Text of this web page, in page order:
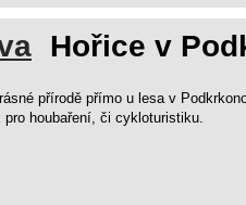
Hořice v
přírodě přímo u lesa v
pro houbaření, či cykloturistiku.